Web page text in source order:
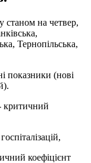
станом на четвер,
Тернопільська,
показники (нові
критичний
коефіцієнт